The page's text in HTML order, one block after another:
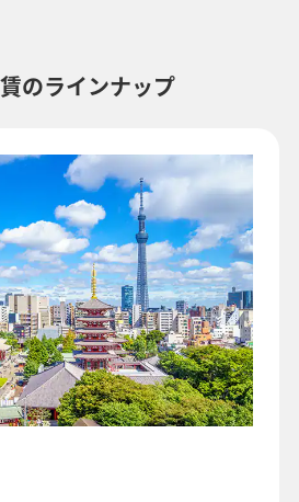
ては、複数空港の中でのおトクな運賃が
検索する
のラインナップ